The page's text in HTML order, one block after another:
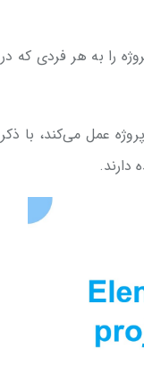
را به هر فردی که در
عمل می‌کند، با ذکر